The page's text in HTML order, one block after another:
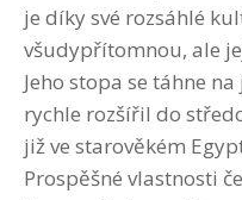
je díky své rozsáhlé
všudypřítomnou, ale
Jeho stopa se táhne
rychle rozšířil do
již ve starověkém
Prospěšné vlastnosti